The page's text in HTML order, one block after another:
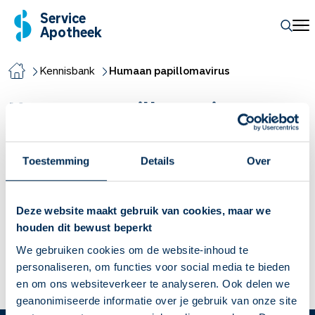
Toestemming Details Over
Deze website maakt gebruik van cookies, maar we
houden dit bewust beperkt
We gebruiken cookies om de website-inhoud te
personaliseren, om functies voor social media te bieden
en om ons websiteverkeer te analyseren. Ook delen we
geanonimiseerde informatie over je gebruik van onze site
Service
Apotheek
Kennisbank Humaan papillomavirus
Humaan papillomavirus
Wratten en waterwratten
Met name schoolgaande kinderen hebben vaak last van
verdwijnen meestal vanzelf zonder littekens. De behandeling
van een wrat geeft vaak meer klachten dan de wrat zelf. In dit
artikel vind je meer informatie en nog belangrijker wat kun je
er zelf aan doen?
Lees meer